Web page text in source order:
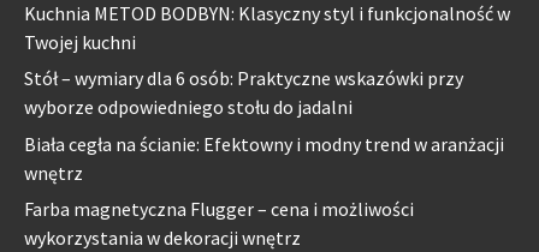
Kuchnia METOD BODBYN: Klasyczny styl i funkcjonalność w
Twojej kuchni
Stół – wymiary dla 6 osób: Praktyczne wskazówki przy
wyborze odpowiedniego stołu do jadalni
Biała cegła na ścianie: Efektowny i modny trend w aranżacji
wnętrz
Farba magnetyczna Flugger – cena i możliwości
wykorzystania w dekoracji wnętrz